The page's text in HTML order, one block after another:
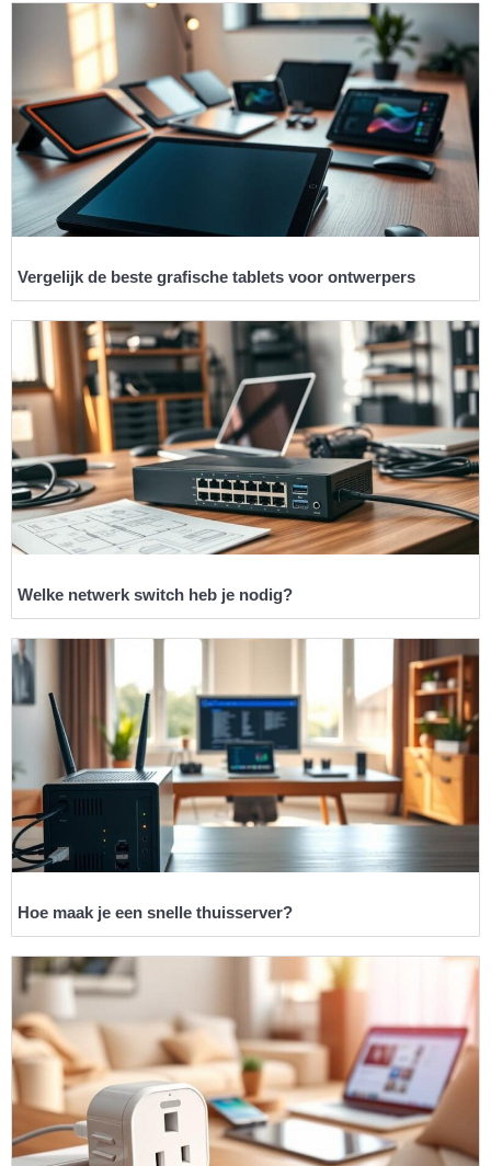
Vergelijk de beste grafische tablets voor ontwerpers
Welke netwerk switch heb je nodig?
Hoe maak je een snelle thuisserver?